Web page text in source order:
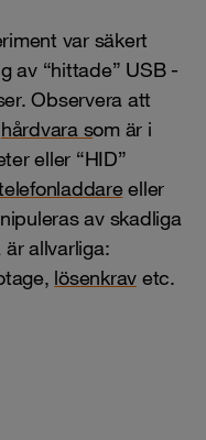
var säkert
av “hittade” USB -
Observera att
hårdvara som är i
eller “HID”
eller
av skadliga
allvarliga:
lösenkrav etc.